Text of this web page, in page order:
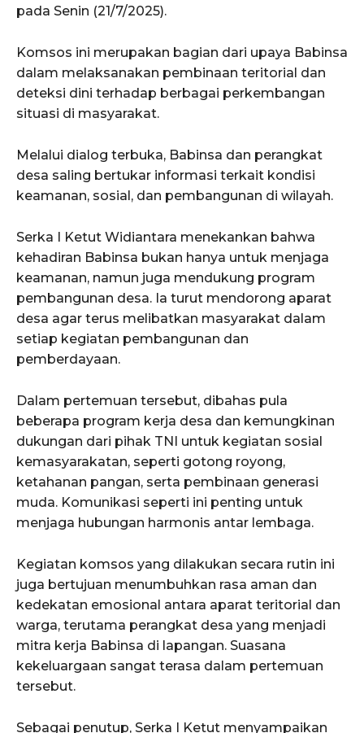
pada Senin (21/7/2025).
Komsos ini merupakan bagian dari upaya Babinsa
dalam melaksanakan pembinaan teritorial dan
deteksi dini terhadap berbagai perkembangan
situasi di masyarakat.
Melalui dialog terbuka, Babinsa dan perangkat
desa saling bertukar informasi terkait kondisi
keamanan, sosial, dan pembangunan di wilayah.
Serka I Ketut Widiantara menekankan bahwa
kehadiran Babinsa bukan hanya untuk menjaga
keamanan, namun juga mendukung program
pembangunan desa. Ia turut mendorong aparat
desa agar terus melibatkan masyarakat dalam
setiap kegiatan pembangunan dan
pemberdayaan.
Dalam pertemuan tersebut, dibahas pula
beberapa program kerja desa dan kemungkinan
dukungan dari pihak TNI untuk kegiatan sosial
kemasyarakatan, seperti gotong royong,
ketahanan pangan, serta pembinaan generasi
muda. Komunikasi seperti ini penting untuk
menjaga hubungan harmonis antar lembaga.
Kegiatan komsos yang dilakukan secara rutin ini
juga bertujuan menumbuhkan rasa aman dan
kedekatan emosional antara aparat teritorial dan
warga, terutama perangkat desa yang menjadi
mitra kerja Babinsa di lapangan. Suasana
kekeluargaan sangat terasa dalam pertemuan
tersebut.
Sebagai penutup, Serka I Ketut menyampaikan